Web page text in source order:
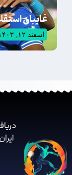
غایبان
اسفند ۱۲, ۱۴۰۳